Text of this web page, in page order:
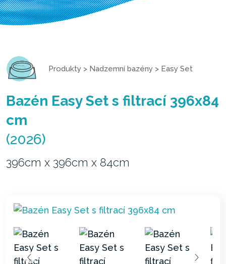
Produkty > Nadzemní bazény > Easy Set
Bazén Easy Set s filtrací 396x84
cm
(2026)
396cm x 396cm x 84cm